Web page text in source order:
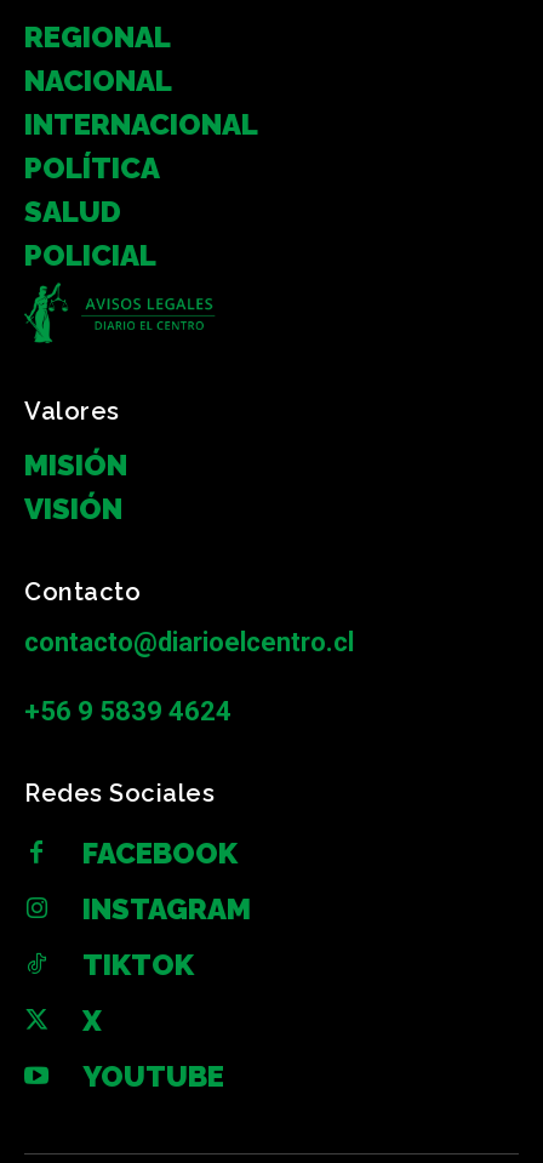
REGIONAL
NACIONAL
INTERNACIONAL
POLÍTICA
SALUD
POLICIAL
Valores
MISIÓN
VISIÓN
Contacto
contacto@diarioelcentro.cl
+56 9 5839 4624
Redes Sociales
FACEBOOK
INSTAGRAM
TIKTOK
X
YOUTUBE